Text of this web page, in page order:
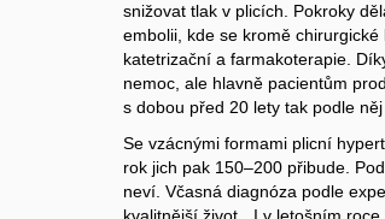
snižovat tlak v plicích. Pokroky
embolii, kde se kromě
katetrizační a farmakoterapie.
nemoc, ale hlavně pacientům
s dobou před 20 lety tak podle
Se vzácnými formami plicní
rok jich pak 150–200 přibude.
neví. Včasná diagnóza podle